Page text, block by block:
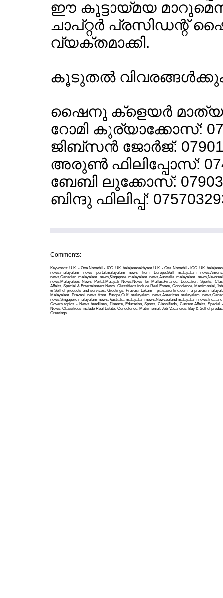
ഈ കൂട്ടായ്മയ
ചാപ്റ്റര്‍ പ്രസിഡന്റ്
വ്യക്തമാക്കി.
കൂടുതല്‍
ഷൈനു ക്ളെയര്‍
റോമി കുര്യാക്കോസ്:
ജിബ്സന്‍ ജോര്‍ജ്:
അരുണ്‍ ഫിലിപ്പോസ്:
ബേബി ലൂക്കോസ്:
ബിന്ദു ഫിലിപ്പ്:
Comments:
Keywords: U.K. - Otta Nottathil - IOC_UK_balajanasakhyam U.K. - Otta Nottathil -
news,malayalam news portal,malayalam news from Europe,Gulf malayalam
news,Canadian malayalam news,Singapore malayalam news,Australia malayalam
news,Malayalees News Portal,Malayali News,News for Mallus,Finance, Education, Sports,
Affairs, Special & Entertainment News. Classifieds include Real Estate, Condolence, Matrimonial,
& Sell of products and services, Greetings. Pravasi Lokam - pravasionline.com- a pravasi
Malayalam Pravasi news from Europe,Gulf malayalam news,American malayalam
news,Singapore malayalam news, Australia malayalam news,Newzealand malayalam news,Inda and
Covers topics - News headlines, Finance, Education, Sports, Classifieds, Current Affairs, Special
News. Classifieds include Real Estate, Condolence, Matrimonial, Job Vacancies, Buy & Sell of
Greetings.